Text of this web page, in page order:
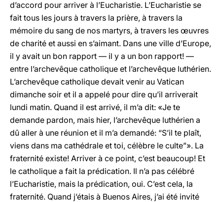
d’accord pour arriver à l’Eucharistie. L’Eucharistie se
fait tous les jours à travers la prière, à travers la
mémoire du sang de nos martyrs, à travers les œuvres
de charité et aussi en s’aimant. Dans une ville d’Europe,
il y avait un bon rapport — il y a un bon rapport! —
entre l’archevêque catholique et l’archevêque luthérien.
L’archevêque catholique devait venir au Vatican
dimanche soir et il a appelé pour dire qu’il arriverait
lundi matin. Quand il est arrivé, il m’a dit: «Je te
demande pardon, mais hier, l’archevêque luthérien a
dû aller à une réunion et il m’a demandé: “S’il te plaît,
viens dans ma cathédrale et toi, célèbre le culte”». La
fraternité existe! Arriver à ce point, c’est beaucoup! Et
le catholique a fait la prédication. Il n’a pas célébré
l’Eucharistie, mais la prédication, oui. C’est cela, la
fraternité. Quand j’étais à Buenos Aires, j’ai été invité